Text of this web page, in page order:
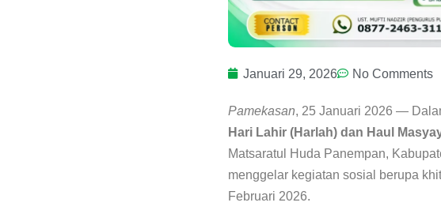
Januari 29, 2026 No Comments
Pamekasan, 25 Januari 2026 —
Hari Lahir (Harlah) dan Haul
Matsaratul Huda Panempan,
menggelar kegiatan sosial berupa
Februari 2026.